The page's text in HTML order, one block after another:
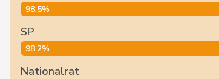
98,5%
SP
98,2%
Nationalrat